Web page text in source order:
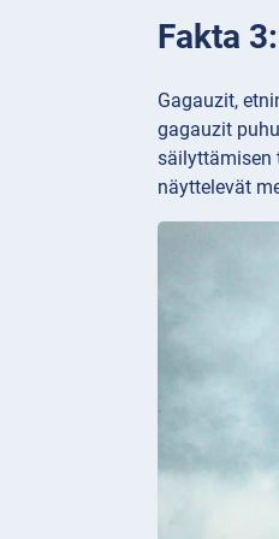
Fakta
Gagauzit,
gagauzit
säilyttämisen
näyttelevät